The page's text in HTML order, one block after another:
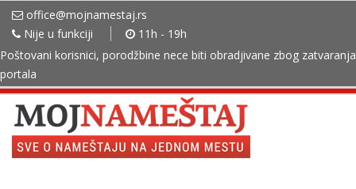
office@mojnamestaj.rs
Nije u funkciji
11h - 19h
Poštovani korisnici, porodžbine nece biti obradjivane zbog zatvaranja
portala